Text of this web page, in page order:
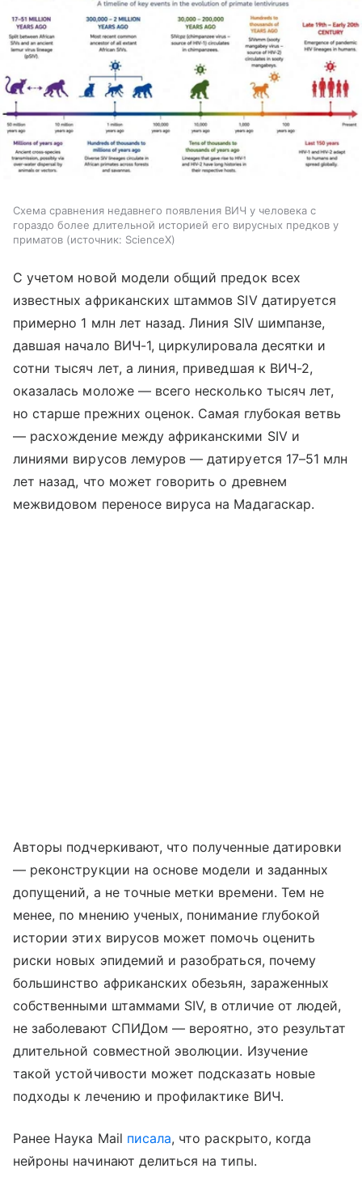
Схема сравнения недавнего появления ВИЧ у человека с
гораздо более длительной историей его вирусных предков у
приматов
источник: ScienceX
С учетом новой модели общий предок всех
известных африканских штаммов SIV датируется
примерно 1 млн лет назад. Линия SIV шимпанзе,
давшая начало ВИЧ-1, циркулировала десятки и
сотни тысяч лет, а линия, приведшая к ВИЧ-2,
оказалась моложе — всего несколько тысяч лет,
но старше прежних оценок. Самая глубокая ветвь
— расхождение между африканскими SIV и
линиями вирусов лемуров — датируется 17–51 млн
лет назад, что может говорить о древнем
межвидовом переносе вируса на Мадагаскар.
Авторы подчеркивают, что полученные датировки
— реконструкции на основе модели и заданных
допущений, а не точные метки времени. Тем не
менее, по мнению ученых, понимание глубокой
истории этих вирусов может помочь оценить
риски новых эпидемий и разобраться, почему
большинство африканских обезьян, зараженных
собственными штаммами SIV, в отличие от людей,
не заболевают СПИДом — вероятно, это результат
длительной совместной эволюции. Изучение
такой устойчивости может подсказать новые
подходы к лечению и профилактике ВИЧ.
Ранее Наука Mail писала, что раскрыто, когда
нейроны начинают делиться на типы.